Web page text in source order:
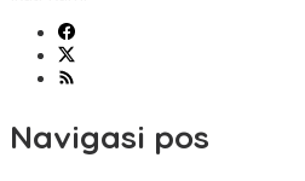
Navigasi pos